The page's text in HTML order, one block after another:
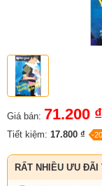
Giá bán: 71.200 ₫
Tiết kiệm: 17.800 ₫ -
RẤT NHIỀU ƯU ĐÃI